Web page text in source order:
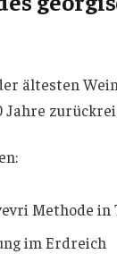
ältesten
Jahre
Methode in
im Erdreich